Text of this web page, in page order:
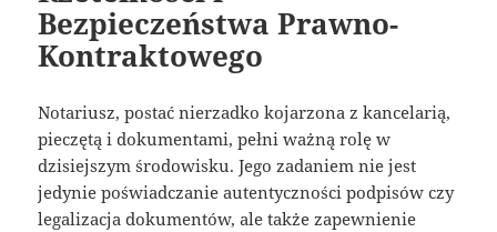
Bezpieczeństwa Prawno-
Kontraktowego
Notariusz, postać nierzadko kojarzona z kancelarią,
pieczętą i dokumentami, pełni ważną rolę w
dzisiejszym środowisku. Jego zadaniem nie jest
jedynie poświadczanie autentyczności podpisów czy
legalizacja dokumentów, ale także zapewnienie